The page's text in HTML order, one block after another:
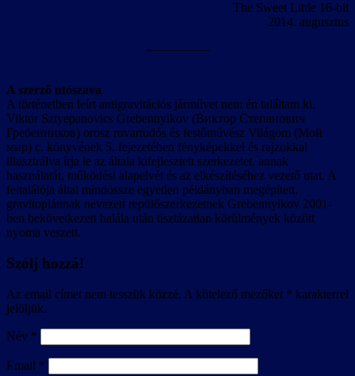
The Sweet Little 16-bit
2014. augusztus
—————
A szerző utószava
A történetben leírt antigravitációs járművet nem én találtam ki.
Viktor Sztyepanovics Grebennyikov (Виктор Степанович
Гребенников) orosz rovartudós és festőművész Világom (Мой
мир) c. könyvének 5. fejezetében fényképekkel és rajzokkal
illusztrálva írja le az általa kifejlesztett szerkezetet, annak
használatát, működési alapelvét és az elkészítéséhez vezető utat. A
feltalálója által mindössze egyetlen példányban megépített,
gravitoplánnak nevezett repülőszerkezetnek Grebennyikov 2001-
ben bekövetkezett halála után tisztázatlan körülmények között
nyoma veszett.
Szólj hozzá!
Az email címet nem tesszük közzé. A kötelező mezőket * karakterrel
jelöljük.
Név *
Email *